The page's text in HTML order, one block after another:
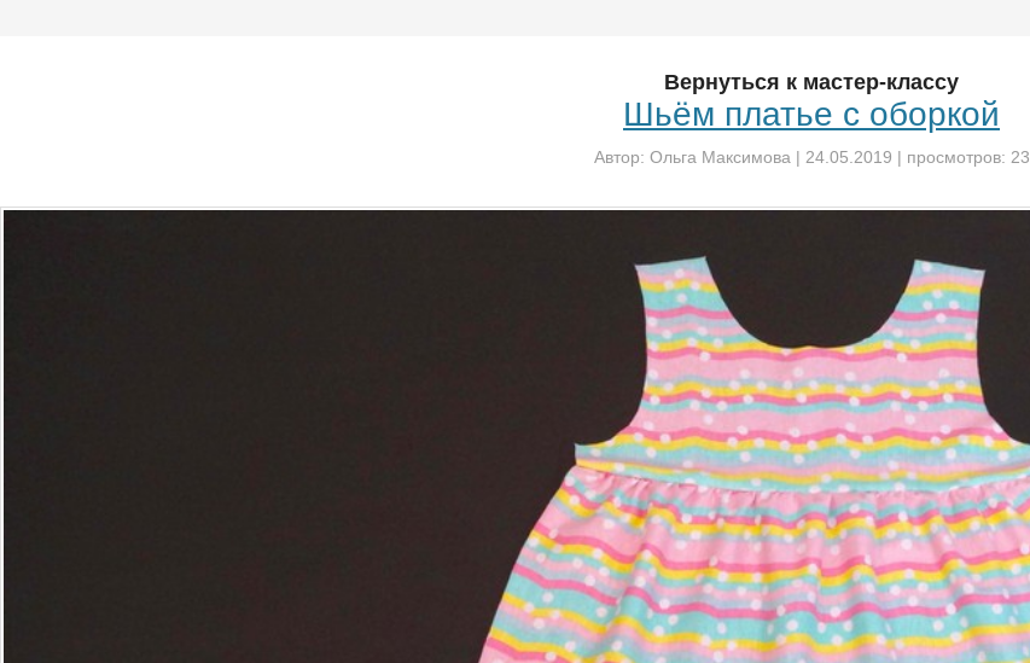
Вернуться к мастер-классу
Шьём платье с оборкой
Автор: Ольга Максимова | 24.05.2019 | просмотров: 23